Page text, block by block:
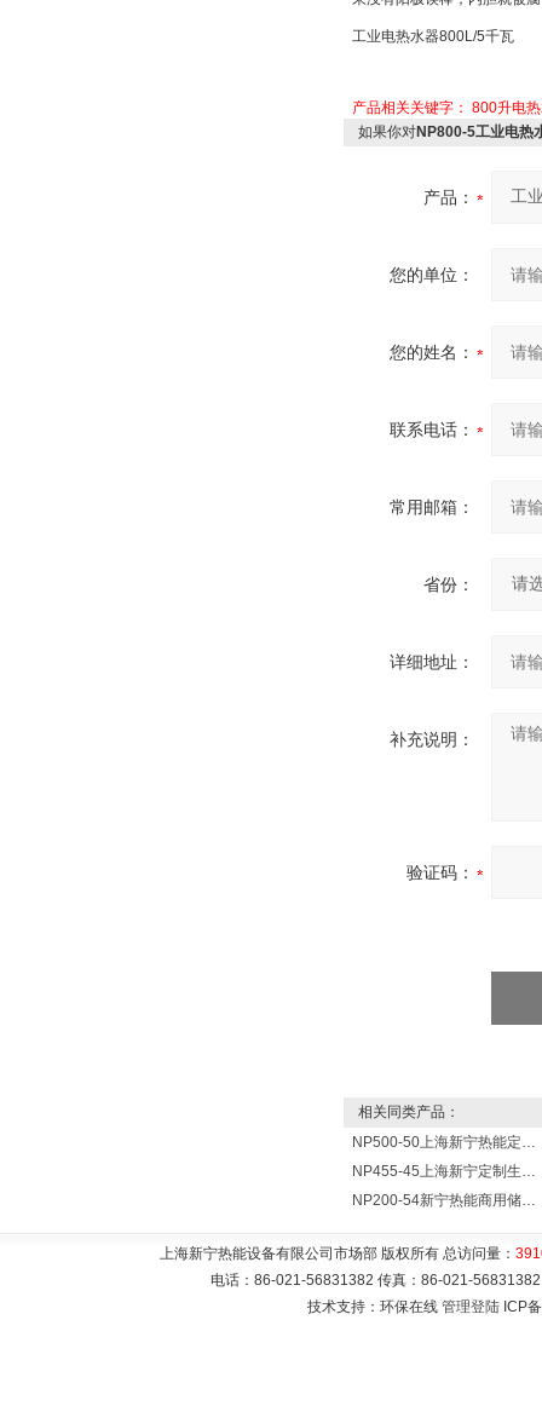
工业电热水器800L/5千瓦
产品相关关键字： 800升电
如果你对NP800-5工业电热
产品：
您的单位：
您的姓名：
联系电话：
常用邮箱：
省份：
详细地址：
补充说明：
验证码：
相关同类产品：
NP500-50上海新宁热能定制各式不锈钢水箱容器
NP455-45上海新宁定制生产各式不锈钢容器
NP200-54新宁热能商用储水式电热水器V=200升N=54千瓦
上海新宁热能设备有限公司市场部 版权所有 总访问量：
电话：86-021-56831382 传真：86-021-
技术支持：环保在线 管理登陆 ICP